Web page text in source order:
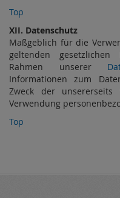
Top
XII. Datenschutz
Maßgeblich für die
geltenden
Rahmen unserer
Informationen zum
Zweck der unsererseits
Verwendung
Top